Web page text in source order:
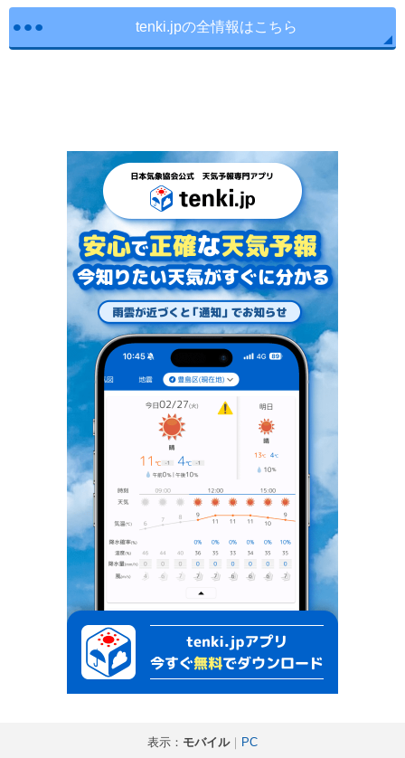
tenki.jpの全情報はこちら
表示： モバイル｜ PC